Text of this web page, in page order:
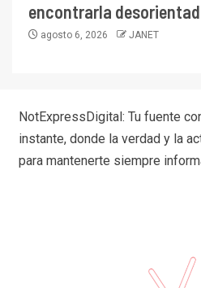
encontrarla
agosto 6, 2026 JANET
NotExpressDigital: Tu fuente
instante, donde la verdad y la
para mantenerte siempre